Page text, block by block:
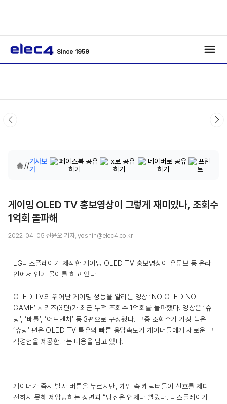
Since 1959
//기사보
기
게이밍 OLED TV 홍보영상이 그렇게 재미있나, 조회수
1억회 돌파해
2022-04-05 신윤오 기자, yoshin@elec4.co.kr
LG디스플레이가 제작한 게이밍 OLED TV 홍보영상이 유튜브 등 온라
인에서 인기 몰이를 하고 있다.
OLED TV의 뛰어난 게이밍 성능을 알리는 영상 ‘NO OLED NO
GAME’ 시리즈(3편)가 최근 누적 조회수 1억회를 돌파했다. 영상은 ‘슈
팅’, ‘배틀’, ‘어드벤처’ 등 3편으로 구성됐다. 그중 조회수가 가장 높은
‘슈팅’ 편은 OLED TV 특유의 빠른 응답속도가 게이머들에게 새로운 고
객경험을 제공한다는 내용을 담고 있다.
게이머가 즉시 발사 버튼을 누르지만, 게임 속 캐릭터들이 신호를 제때
전하지 못해 제압당하는 장면과 “당신은 언제나 빨랐다. 디스플레이가